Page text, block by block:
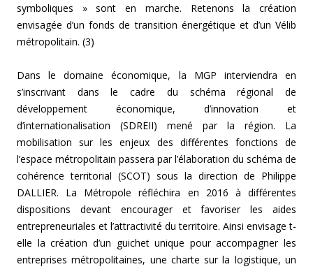
symboliques » sont en marche. Retenons la création
envisagée d’un fonds de transition énergétique et d’un Vélib
métropolitain. (3)
Dans le domaine économique, la MGP interviendra en
s’inscrivant dans le cadre du schéma régional de
développement économique, d’innovation et
d’internationalisation (SDREII) mené par la région. La
mobilisation sur les enjeux des différentes fonctions de
l’espace métropolitain passera par l’élaboration du schéma de
cohérence territorial (SCOT) sous la direction de Philippe
DALLIER. La Métropole réfléchira en 2016 à différentes
dispositions devant encourager et favoriser les aides
entrepreneuriales et l’attractivité du territoire. Ainsi envisage t-
elle la création d’un guichet unique pour accompagner les
entreprises métropolitaines, une charte sur la logistique, un